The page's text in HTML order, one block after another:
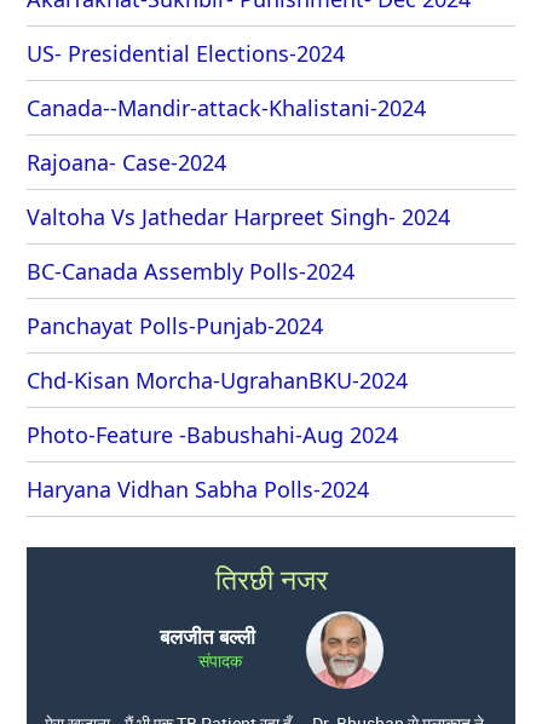
US- Presidential Elections-2024
Canada--Mandir-attack-Khalistani-2024
Rajoana- Case-2024
Valtoha Vs Jathedar Harpreet Singh- 2024
BC-Canada Assembly Polls-2024
Panchayat Polls-Punjab-2024
Chd-Kisan Morcha-UgrahanBKU-2024
Photo-Feature -Babushahi-Aug 2024
Haryana Vidhan Sabha Polls-2024
तिरछी नजर
बलजीत बल्ली
संपादक